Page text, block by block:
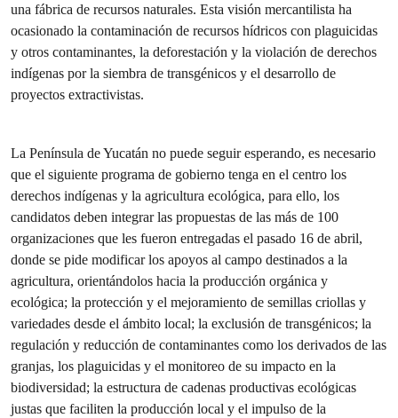
una fábrica de recursos naturales. Esta visión mercantilista ha
ocasionado la contaminación de recursos hídricos con plaguicidas
y otros contaminantes, la deforestación y la violación de derechos
indígenas por la siembra de transgénicos y el desarrollo de
proyectos extractivistas.
La Península de Yucatán no puede seguir esperando, es necesario
que el siguiente programa de gobierno tenga en el centro los
derechos indígenas y la agricultura ecológica, para ello, los
candidatos deben integrar las propuestas de las más de 100
organizaciones que les fueron entregadas el pasado 16 de abril,
donde se pide modificar los apoyos al campo destinados a la
agricultura, orientándolos hacia la producción orgánica y
ecológica; la protección y el mejoramiento de semillas criollas y
variedades desde el ámbito local; la exclusión de transgénicos; la
regulación y reducción de contaminantes como los derivados de las
granjas, los plaguicidas y el monitoreo de su impacto en la
biodiversidad; la estructura de cadenas productivas ecológicas
justas que faciliten la producción local y el impulso de la